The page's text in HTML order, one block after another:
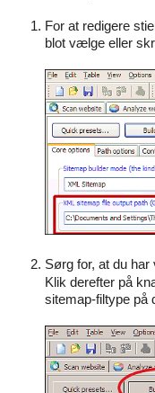
For at redigere
blot vælge eller
Sørg for, at du
Klik derefter på
sitemap-filtype på